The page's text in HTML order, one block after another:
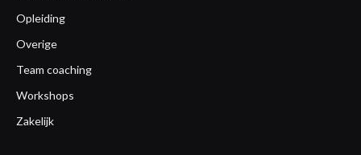
Opleiding
Overige
Team coaching
Workshops
Zakelijk